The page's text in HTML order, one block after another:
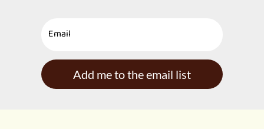
Add me to the email list